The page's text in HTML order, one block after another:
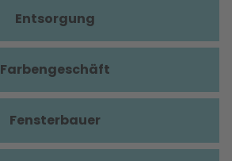
Entsorgung
Farbengeschäft
Fensterbauer